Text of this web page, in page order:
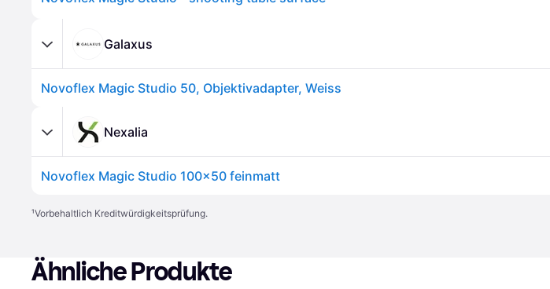
Galaxus
Novoflex Magic Studio 50, Objektivadapter, Weiss
Nexalia
Novoflex Magic Studio 100x50 feinmatt
¹Vorbehaltlich Kreditwürdigkeitsprüfung.
Ähnliche Produkte